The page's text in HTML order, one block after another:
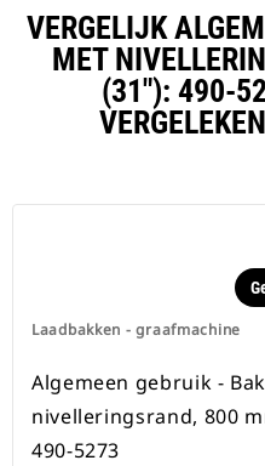
op
VERGELIJK
MET
(31"): 490-
Laadbakken - graafmachine
Algemeen gebruik -
nivelleringsrand, 800
490-5273